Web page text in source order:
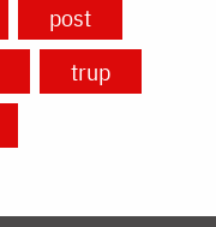
post
trup